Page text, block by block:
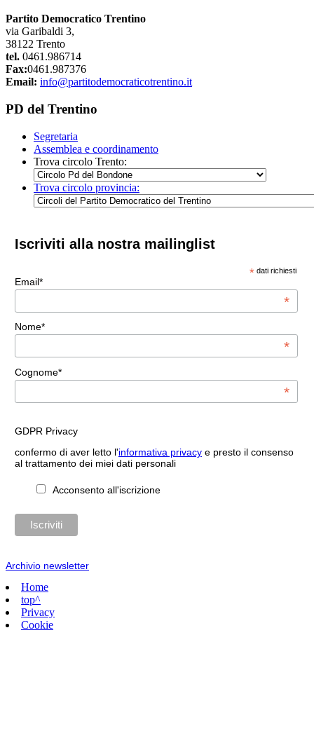
Partito Democratico Trentino
via Garibaldi 3,
38122 Trento
tel. 0461.986714
Fax:0461.987376
Email: info@partitodemocraticotrentino.it
PD del Trentino
Segretaria
Assemblea e coordinamento
Trova circolo Trento:
Trova circolo provincia:
Iscriviti alla nostra mailinglist
* dati richiesti
Email*
*
Nome*
*
Cognome*
*
GDPR Privacy
confermo di aver letto l'informativa privacye presto il consenso
al trattamento dei miei dati personali
Acconsento all'iscrizione
Archivio newsletter
Home
top^
Privacy
Cookie